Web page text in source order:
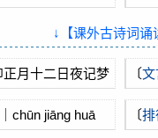
↓【课外古诗词诵
正月十二日夜记梦 〔文
chūn jiāng huā
〔排